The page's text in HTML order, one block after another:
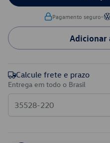
Pagamento seguro•
Adicionar
Calcule frete e prazo
Entrega em todo o Brasil